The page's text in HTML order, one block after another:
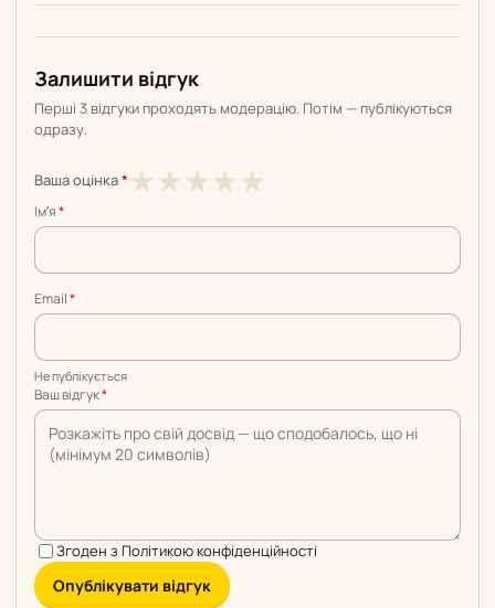
Залишити відгук
Перші 3 відгуки проходять модерацію. Потім — публікуються
одразу.
Ваша оцінка* ★
5
★4
5
★3
5
★2
5
★1
5
Імʼя*
Email*
Не публікується
Ваш відгук*
Згоден з Політикою конфіденційності
Опублікувати відгук